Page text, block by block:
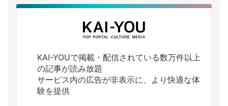
KAI-YOUで掲載・配信されている数万件以上
の記事が読み放題
サービス内の広告が非表示に、より快適な体
験を提供